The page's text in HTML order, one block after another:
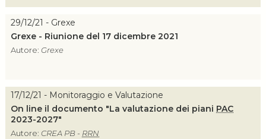
29/12/21 - Grexe
Grexe - Riunione del 17 dicembre 2021
Autore: Grexe
17/12/21 - Monitoraggio e Valutazione
On line il documento "La valutazione dei piani PAC
2023-2027"
Autore: CREA PB - RRN